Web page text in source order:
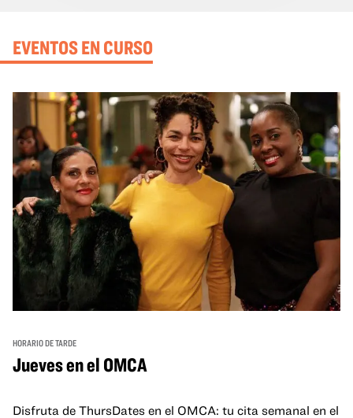
EVENTOS EN CURSO
HORARIO DE TARDE
Jueves en el OMCA
Disfruta de ThursDates en el OMCA: tu cita semanal en el